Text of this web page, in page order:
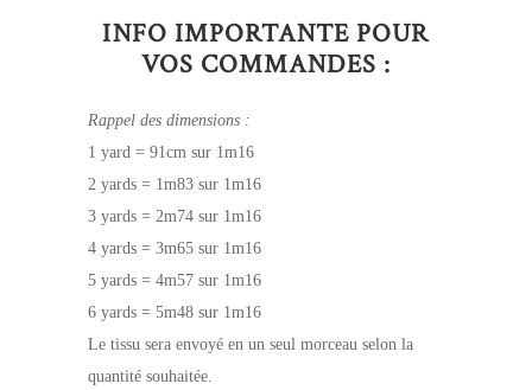
INFO IMPORTANTE POUR
VOS COMMANDES :
Rappel des dimensions :
1 yard = 91cm sur 1m16
2 yards = 1m83 sur 1m16
3 yards = 2m74 sur 1m16
4 yards = 3m65 sur 1m16
5 yards = 4m57 sur 1m16
6 yards = 5m48 sur 1m16
Le tissu sera envoyé en un seul morceau selon la
quantité souhaitée.